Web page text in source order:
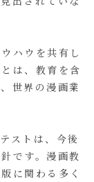
ハウを共有し
は、教育を含
世界の漫画業
ストは、今後
です。漫画教
に関わる多く